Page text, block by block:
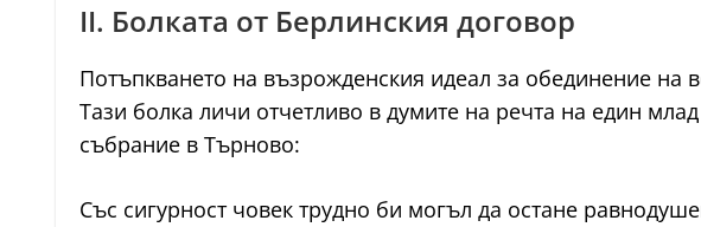
II. Болката от Берлинския договор
Потъпкването на възрожденския идеал за обединение на
Тази болка личи отчетливо в думите на речта на един
събрание в Търново:
Със сигурност човек трудно би могъл да остане